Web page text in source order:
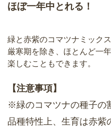
ほぼ一年中とれる！
緑と赤紫のコマツナミック
厳寒期を除き、ほとんど一
楽しむこともできます。
【注意事項】
※緑のコマツナの種子の
品種特性上、生育は赤紫